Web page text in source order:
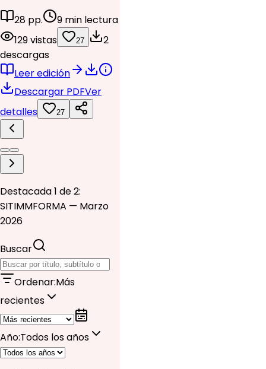
28 pp.
9 min lectura
129 vistas
27
2
descargas
Leer edición
Descargar PDFVer
detalles
27
Destacada 1 de 2:
SITIMMFORMA — Marzo
2026
Buscar
Ordenar:Más
recientes
Año:Todos los años